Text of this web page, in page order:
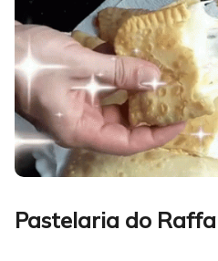
Pastelaria do Raffa